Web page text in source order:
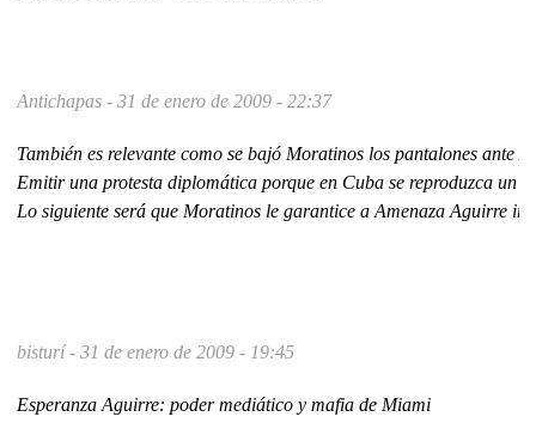
Antichapas - 31 de enero de 2009 - 22:37
También es relevante como se bajó Moratinos los pantalones ante
Emitir una protesta diplomática porque en Cuba se reproduzca un
Lo siguiente será que Moratinos le garantice a Amenaza Aguirre
bisturí - 31 de enero de 2009 - 19:45
Esperanza Aguirre: poder mediático y mafia de Miami